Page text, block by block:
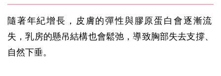
隨著年紀增長，皮膚的彈性與膠原蛋白 會逐漸流
失，乳房的懸吊結構也會鬆弛，導致胸部失去支撐、
自然下垂。